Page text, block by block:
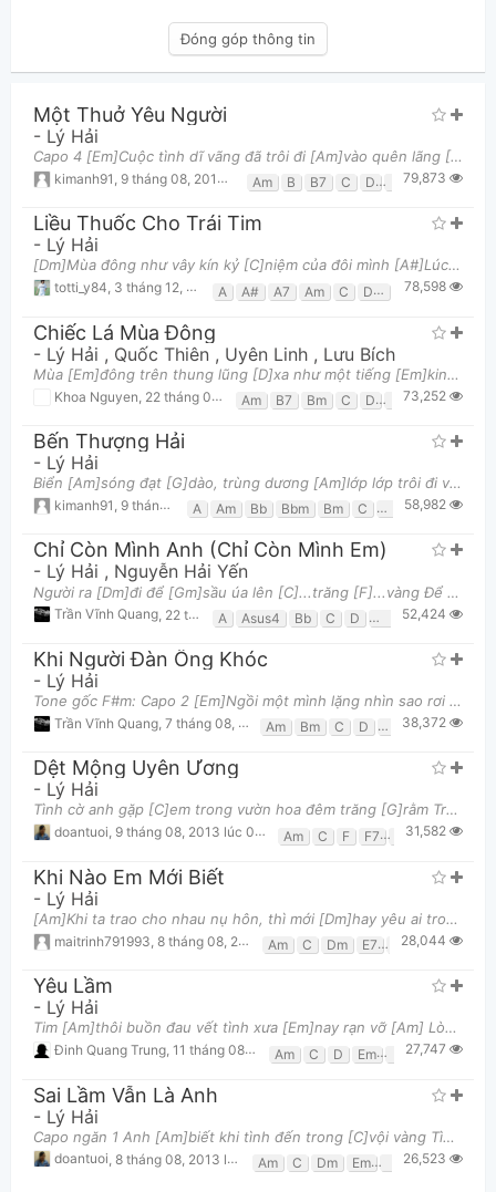
Đóng góp thông tin
Một Thuở Yêu Người
- Lý Hải
Capo 4 [Em]Cuộc tình dĩ vãng đã trôi đi [Am]vào quên lãng [D]Kỷ niệm cũng chỉ là cơn [Em]sóng mơ hồ
kimanh91 9 tháng 08, 2013 lúc 01:22pm Am B B7 C D Em G
79,873
Liều Thuốc Cho Trái Tim
- Lý Hải
[Dm]Mùa đông như vây kín kỷ [C]niệm của đôi mình [A#]Lúc đã xa [F]vắng nhau [Dm]Dường như em quên
totti_y84, 3 tháng 12, 2013 lúc 02:27pm A A# A7 Am C Dm E F G
78,598
Chiếc Lá Mùa Đông
- Lý Hải , Quốc Thiên , Uyên Linh , Lưu Bích
Mùa [Em]đông trên thung lũng [D]xa như một tiếng [Em]kinh cầu. Làm [C]sao để ta quên [D]đi một cơn
Khoa Nguyen 22 tháng 03, 2014 lúc 09:56am Am B7 Bm C D E7 Em G
73,252
Bến Thượng Hải
- Lý Hải
Biển [Am]sóng đạt [G]dào, trùng dương [Am]lớp lớp trôi đi về chốn [Dm]nao Đời như [Em]những cơn són
kimanh91 9 tháng 08, 2013 lúc 03:12pm A Am Bb Bbm Bm C D Dm E
58,982
Chỉ Còn Mình Anh (Chỉ Còn Mình Em)
- Lý Hải , Nguyễn Hải Yến
Người ra [Dm]đi để [Gm]sầu úa lên [C]...trăng [F]...vàng Để [Bb]xuân chết [E]trên đời [A]...vắng
Trần Vĩnh Quang 22 tháng 04, 2017 lúc 03:59pm A Asus4 Bb C D Dm E Em
52,424
Khi Người Đàn Ông Khóc
- Lý Hải
Tone gốc F#m: Capo 2 [Em]Ngồi một mình lặng nhìn sao rơi Mơ ước xa xôi ngày [D]mai nắng lên trong đờ
Trần Vĩnh Quang 7 tháng 08, 2013 lúc 02:14pm Am Bm C D Em G
38,372
Dệt Mộng Uyên Ương
- Lý Hải
Tình cờ anh gặp [C]em trong vườn hoa đêm trăng [G]rằm Trộm nhìn em thật [Am]lâu anh ngẩn ngơ em biế
doantuoi, 9 tháng 08, 2013 lúc 07:59am Am C F F7 31,582
Khi Nào Em Mới Biết
- Lý Hải
[Am]Khi ta trao cho nhau nụ hôn, thì mới [Dm]hay yêu ai trong mơ mà thôi. [G]Ta luôn mơ về em dấu
maitrinh791993 8 tháng 08, 2013 lúc 05:33pm Am C Dm E7 G
28,044
Yêu Lầm
- Lý Hải
Tim [Am]thôi buồn đau vết tình xưa [Em]nay rạn vỡ [Am] Lòng [D]còn tiếc nuối cũng chỉ vậy [Em]thôi t
Đinh Quang Trung, 11 tháng 08, 2013 lúc 02:00pm Am C D Em G
27,747
Sai Lầm Vẫn Là Anh
- Lý Hải
Capo ngăn 1 Anh [Am]biết khi tình đến trong [C]vội vàng Tình mỏng [Am]manh dễ đâu [Em]vội tan [F
doantuoi 8 tháng 08, 2013 lúc 03:45pm Am C Dm Em G7
26,523